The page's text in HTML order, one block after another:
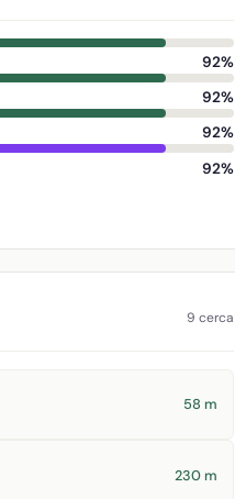
92%
92%
92%
92%
9 cerca
58 m
230 m